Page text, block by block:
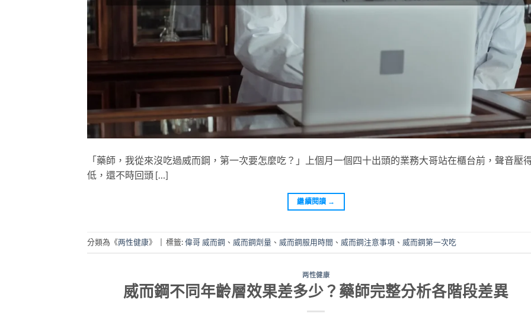
「藥師，我從來沒吃過威而鋼，第一次要怎麼吃？」上個月一個四十出頭的業務大哥站在櫃台前，聲音壓
低，還不時回頭 […]
繼續閱讀 →
分類為《两性健康》 標籤:偉哥 威而鋼 、 威而鋼劑量 、 威而鋼服用時間 、 威而鋼注意事項 、 威而鋼第一次吃
两性健康
威而鋼不同年齡層效果差多少？藥師完整分析各階段差異